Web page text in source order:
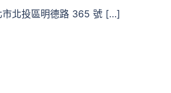
市北投區明德路 365 號 […]